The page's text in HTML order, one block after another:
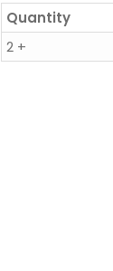
Quantity
2 +